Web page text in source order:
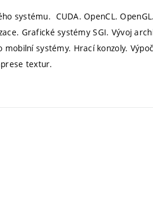
systému. CUDA. OpenCL.
Grafické systémy SGI. Vývoj
mobilní systémy. Hrací konzoly.
textur.